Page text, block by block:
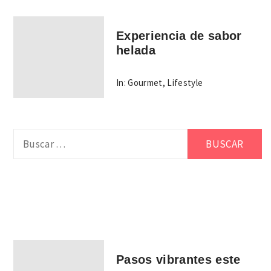
Experiencia de sabor
helada
In: Gourmet, Lifestyle
Pasos vibrantes este